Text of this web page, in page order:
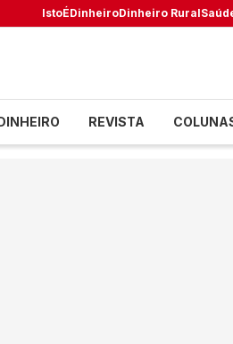
IstoÉDinheiroDinheiro Rural
REVISTA